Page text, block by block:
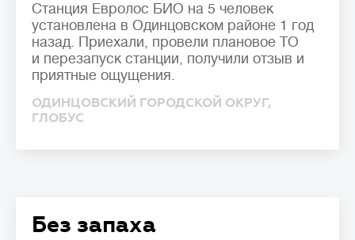
Станция Евролос БИО на 5 человек
установлена в Одинцовском районе 1 год
назад. Приехали, провели плановое ТО
и перезапуск станции, получили отзыв и
приятные ощущения.
ОДИНЦОВСКИЙ ГОРОДСКОЙ ОКРУГ,
ГЛОБУС
Без запаха